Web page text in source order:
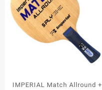
la
página
de
producto
IMPERIAL Match Allround +